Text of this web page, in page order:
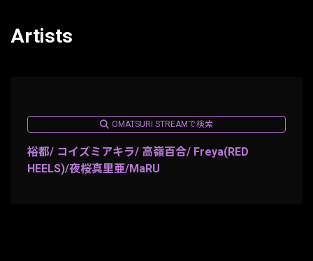
Artists
OMATSURI STREAMで検索
裕都/ コイズミアキラ/ 高嶺百合/ Freya(RED
HEELS)/夜桜真里亜/MaRU